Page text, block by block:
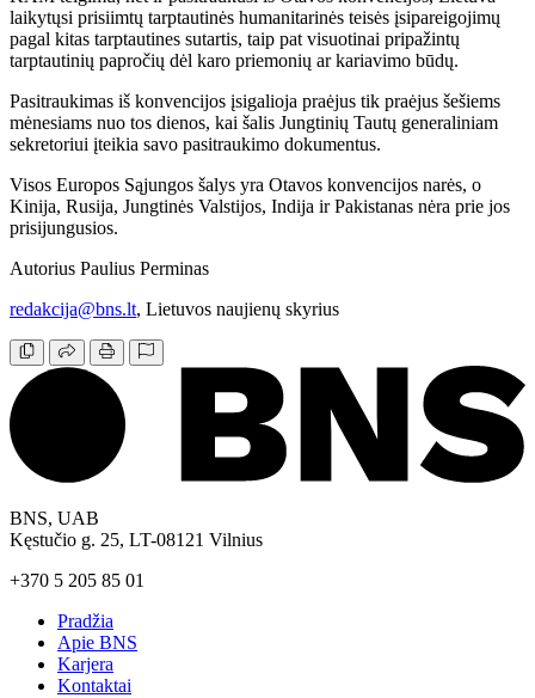
laikytųsi prisiimtų tarptautinės humanitarinės teisės įsipareigojimų
pagal kitas tarptautines sutartis, taip pat visuotinai pripažintų
tarptautinių papročių dėl karo priemonių ar kariavimo būdų.
Pasitraukimas iš konvencijos įsigalioja praėjus tik praėjus šešiems
mėnesiams nuo tos dienos, kai šalis Jungtinių Tautų generaliniam
sekretoriui įteikia savo pasitraukimo dokumentus.
Visos Europos Sąjungos šalys yra Otavos konvencijos narės, o
Kinija, Rusija, Jungtinės Valstijos, Indija ir Pakistanas nėra prie jos
prisijungusios.
Autorius Paulius Perminas
redakcija@bns.lt, Lietuvos naujienų skyrius
BNS, UAB
Kęstučio g. 25, LT-08121 Vilnius
+370 5 205 85 01
Pradžia
Apie BNS
Karjera
Kontaktai